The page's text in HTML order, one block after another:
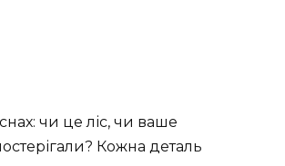
чи це ліс, чи ваше
Кожна деталь